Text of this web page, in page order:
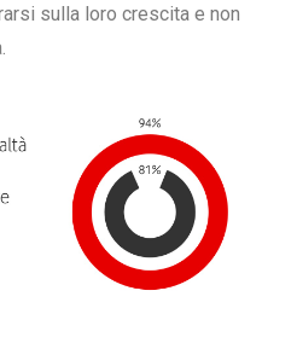
sulla loro crescita e non